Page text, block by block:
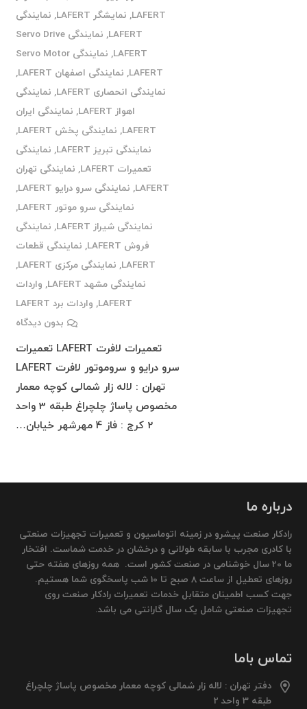
LAFERT
, نمایشگر LAFERT , نمایندگی
LAFERT
,
نمایندگی Servo Drive
LAFERT
,
نمایندگی Servo Motor
LAFERT
, نمایندگی اصفهان LAFERT
,
نمایندگی انحصاری LAFERT
, نمایندگی
اهواز LAFERT
, نمایندگی ایران
LAFERT
, نمایندگی پخش LAFERT
,
نمایندگی تبریز LAFERT
, نمایندگی
تعمیرات LAFERT
, نمایندگی تهران
LAFERT
, نمایندگی سرو درایو LAFERT
,
نمایندگی سرو موتور LAFERT
,
نمایندگی شیراز LAFERT
, نمایندگی
فروش LAFERT
, نمایندگی قطعات
LAFERT
, نمایندگی مرکزی LAFERT
,
نمایندگی مشهد LAFERT
, واردات
LAFERT
, واردات برد LAFERT
بدون دیدگاه
تعمیرات لافرت LAFERT تعمیرات
سرو درایو و سروموتور لافرت LAFERT
تهران : لاله زار شمالی کوچه معمار
مخصوص پاساژ چلچراغ طبقه 3 واحد
2 کرج : فاز 4 مهرشهر خیابان…
درباره ما
رادکار صنعت پیشرو در زمینه اتوماسیون و تعمیرات تجهیزات صنعتی
با کادری مجرب با سابقه طولانی و درخشان در خدمت شماست. افتخار
ما 20 سال خوشنامی در صنعت کشور است. همه روزهای هفته حتی
روزهای تعطیل از ساعت 8 صبح تا 10 شب پاسخگوی شما هستیم.
جهت کسب اطمینان متقابل خدمات تعمیرات رادکار صنعت روی
تجهیزات صنعتی شامل یک سال گارانتی می باشد.
تماس باما
دفتر تهران : لاله زار شمالی کوچه معمار مخصوص پاساژ چلچراغ
طبقه 3 واحد 2